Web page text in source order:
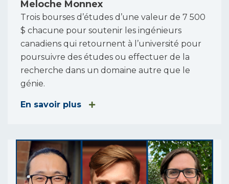
Meloche Monnex
Trois bourses d’études d’une valeur de 7 500
$ chacune pour soutenir les ingénieurs
canadiens qui retournent à l’université pour
poursuivre des études ou effectuer de la
recherche dans un domaine autre que le
génie.
En savoir plus